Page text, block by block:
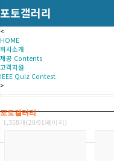
포토갤러리
<
HOME
회사소개
제공 Contents
고객지원
IEEE Quiz Contest
>
포토갤러리
1,358개(20/91페이지)